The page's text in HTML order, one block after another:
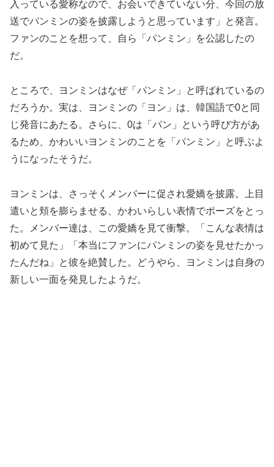
入っている愛称なので、お会いできていない分、今回の放
送でパンミンの姿を披露しようと思っています」と発言。
ファンのことを想って、自ら「パンミン」を公認したの
だ。
ところで、ヨンミンはなぜ「パンミン」と呼ばれているの
だろうか。実は、ヨンミンの「ヨン」は、韓国語で0と同
じ発音にあたる。さらに、0は「パン」という呼び方があ
るため、かわいいヨンミンのことを「パンミン」と呼ぶよ
うになったそうだ。
ヨンミンは、さっそくメンバーに促され愛嬌を披露。上目
遣いと頬を膨らませる、かわいらしい表情でポーズをとっ
た。メンバー達は、この愛嬌を見て衝撃。「こんな表情は
初めて見た」「本当にファンにパンミンの姿を見せたかっ
たんだね」と彼を絶賛した。どうやら、ヨンミンは自身の
新しい一面を発見したようだ。